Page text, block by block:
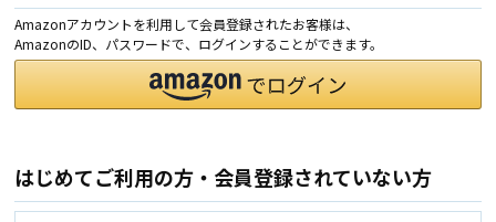
Amazonアカウントを利用して会員登録されたお客様は、
AmazonのID、パスワードで、ログインすることができます。
はじめてご利用の方・会員登録されていない方